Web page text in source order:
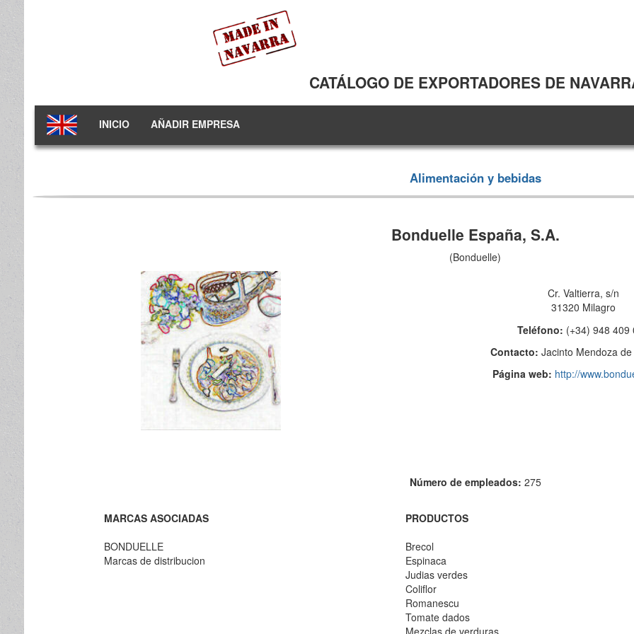
CATÁLOGO DE EXPORTADORES DE
INICIO AÑADIR EMPRESA
Alimentación y bebidas
Bonduelle España, S.A.
(Bonduelle)
Cr. Valtierra, s/n
31320 Milagro
Teléfono: (+34) 948 409
Contacto: Jacinto Mendoza
Página web: http://
Número de empleados: 275
MARCAS ASOCIADAS
BONDUELLE
Marcas de distribucion
PRODUCTOS
Brecol
Espinaca
Judias verdes
Coliflor
Romanescu
Tomate dados